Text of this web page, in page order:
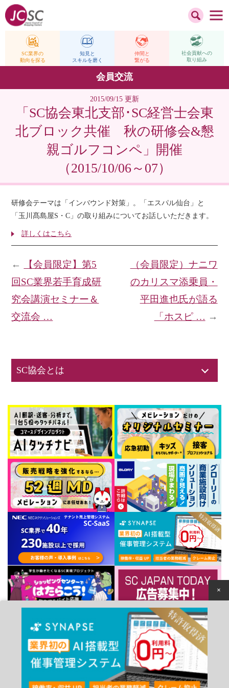
SC業界の
動向を探る
知見と
スキルを磨く
仲間と
繋がる
社会貢献への
取り組み
会員交流
2015/09/15 更新
「SC協会東北支部･SC経営士会東
北ブロック共催 秋の研修会&懇
親ゴルフコンペ」開催
（2015/10/06～07）
研修会テーマは「インバウンド対策」。「エスパル仙台」と
「玉川髙島屋S・C」の取り組みについてお話しいただきます。
詳しくはこちら
（会員限定）ナニワ
のカリスマ添乗員・
平田進也氏が語る
「ホスピ … →
←
【会員限定】第5
回SC業界若手育成研
究会講演セミナー＆
交流会 …
SC協会とは
個人情報保護方針
×